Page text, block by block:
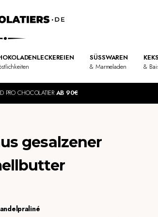
SÜSSWAREN
& Marmeladen
&
PRO CHOCOLATIER AB 90€
gesalzener